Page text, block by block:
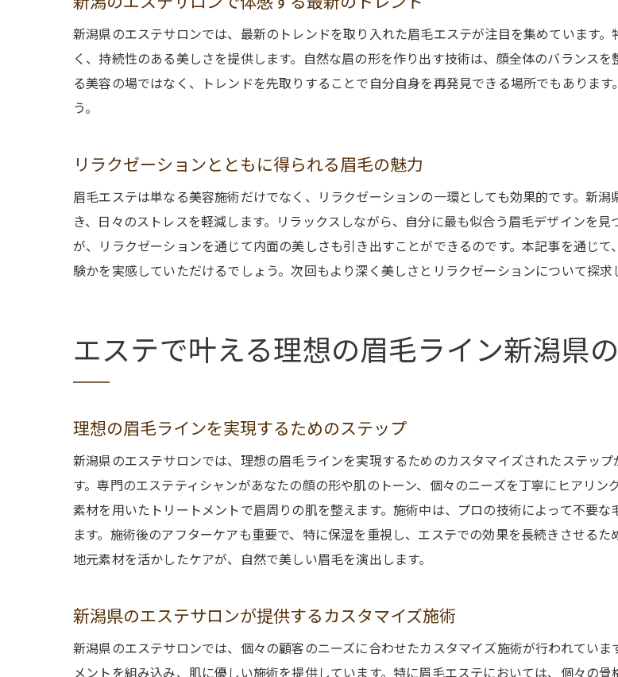
新潟の自然素材が助ける眉毛の美しさ
エステでのプロフェッショナルなケア
エステで日常に贅沢を新潟県の眉毛ケア
新潟県のエステサロンで感じる特別な
新潟のエステサロンが提案するリラク
日常生活を豊かにするエステの効能
眉毛ケアがもたらす心の贅沢
新潟の自然が育む眉毛エステの魅力を探る
地元素材を使ったエステが眉毛に与え
新潟ならではの自然を活かした眉毛エ
エステを通じて感じる新潟の自然の力
エステで美を引き立てる新潟県の眉毛トリ
新潟県のエステサロンで受ける特別な
トリートメントがもたらす眉毛の美し
エステでのプロフェッショナルなトリ
眉毛トリートメントの選び方とその効能
エステによる眉毛の持続的な美しさ
新潟県のエステサロンでは、最新のトレンドを取り入れた眉毛エステが注目を集めています
く、持続性のある美しさを提供します。自然な眉の形を作り出す技術は、顔全体のバランス
る美容の場ではなく、トレンドを先取りすることで自分自身を再発見できる場所でもありま
う。
リラクゼーションとともに得られる眉毛の魅力
眉毛エステは単なる美容施術だけでなく、リラクゼーションの一環としても効果的です。新
き、日々のストレスを軽減します。リラックスしながら、自分に最も似合う眉毛デザインを
が、リラクゼーションを通じて内面の美しさも引き出すことができるのです。本記事を通じ
験かを実感していただけるでしょう。次回もより深く美しさとリラクゼーションについて探求
エステで叶える理想の眉毛ライン新潟県
理想の眉毛ラインを実現するためのステップ
新潟県のエステサロンでは、理想の眉毛ラインを実現するためのカスタマイズされたステッ
す。専門のエステティシャンがあなたの顔の形や肌のトーン、個々のニーズを丁寧にヒアリ
素材を用いたトリートメントで眉周りの肌を整えます。施術中は、プロの技術によって不要
ます。施術後のアフターケアも重要で、特に保湿を重視し、エステでの効果を長続きさせる
地元素材を活かしたケアが、自然で美しい眉毛を演出します。
新潟県のエステサロンが提供するカスタマイズ施術
新潟県のエステサロンでは、個々の顧客のニーズに合わせたカスタマイズ施術が行われてい
メントを組み込み、肌に優しい施術を提供しています。特に眉毛エステにおいては、個々の